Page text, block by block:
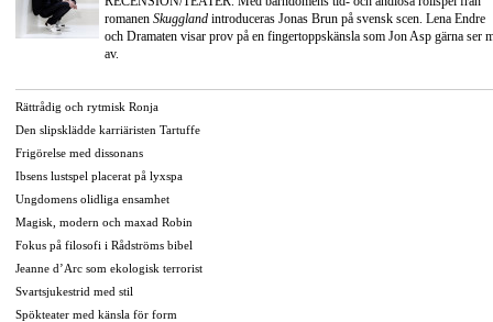
romanen Skuggland introduceras Jonas Brun på svensk scen. Lena Endre
och Dramaten visar prov på en fingertoppskänsla som Jon Asp gärna ser
av.
Rättrådig och rytmisk Ronja
Den slipsklädde karriäristen Tartuffe
Frigörelse med dissonans
Ibsens lustspel placerat på lyxspa
Ungdomens olidliga ensamhet
Magisk, modern och maxad Robin
Fokus på filosofi i Rådströms bibel
Jeanne d’Arc som ekologisk terrorist
Svartsjukestrid med stil
Spökteater med känsla för form